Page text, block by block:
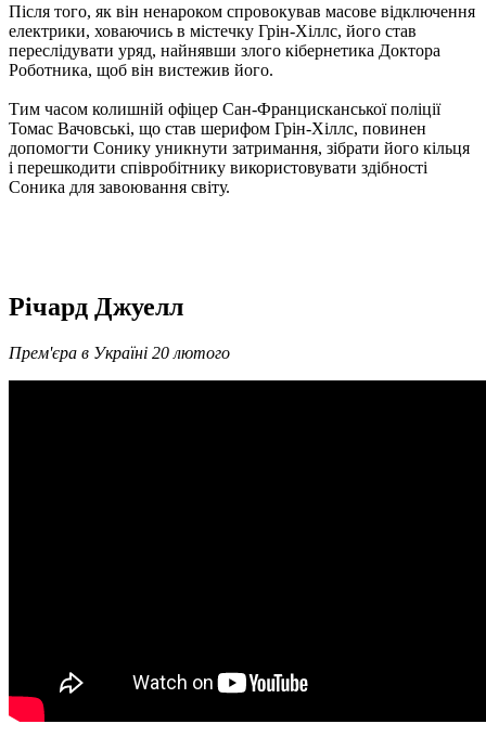
Після того, як він ненароком спровокував масове відключення
електрики, ховаючись в містечку Грін-Хіллс, його став
переслідувати уряд, найнявши злого кібернетика Доктора
Роботника, щоб він вистежив його.
Тим часом колишній офіцер Сан-Францисканської поліції
Томас Вачовські, що став шерифом Грін-Хіллс, повинен
допомогти Сонику уникнути затримання, зібрати його кільця
і ​​перешкодити співробітнику використовувати здібності
Соника для завоювання світу.
Річард Джуелл
Прем'єра в Україні 20 лютого